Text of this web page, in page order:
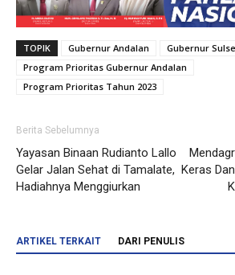
TOPIK Gubernur Andalan
Gubernur
Program Prioritas Gubernur Andalan
Program Prioritas Tahun 2023
Berita Sebelumnya
Yayasan Binaan Rudianto Lallo
Gelar Jalan Sehat di Tamalate,
Hadiahnya Menggiurkan
Keras
ARTIKEL TERKAIT DARI PENULIS